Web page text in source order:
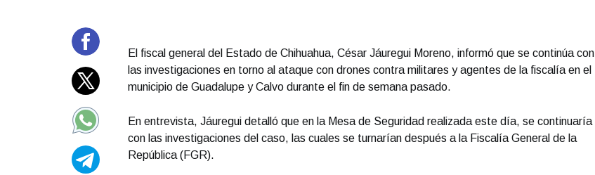
El fiscal general del Estado de Chihuahua, César Jáuregui Moreno, informó que se continúa con
las investigaciones en torno al ataque con drones contra militares y agentes de la fiscalía en el
municipio de Guadalupe y Calvo durante el fin de semana pasado.
En entrevista, Jáuregui detalló que en la Mesa de Seguridad realizada este día, se continuaría
con las investigaciones del caso, las cuales se turnarían después a la Fiscalía General de la
República (FGR).